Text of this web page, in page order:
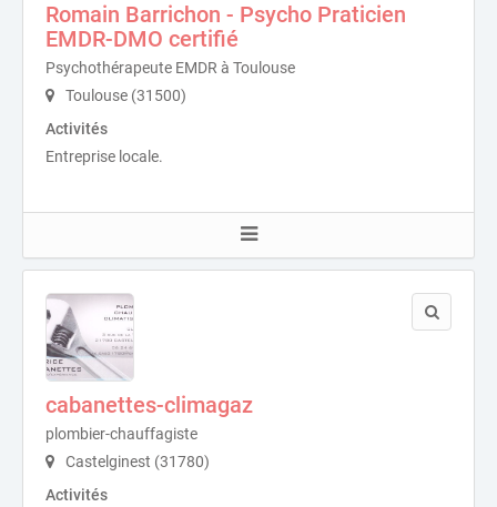
Romain Barrichon - Psycho Praticien
EMDR-DMO certifié
Psychothérapeute EMDR à Toulouse
Toulouse (31500)
Activités
Entreprise locale.
cabanettes-climagaz
plombier-chauffagiste
Castelginest (31780)
Activités